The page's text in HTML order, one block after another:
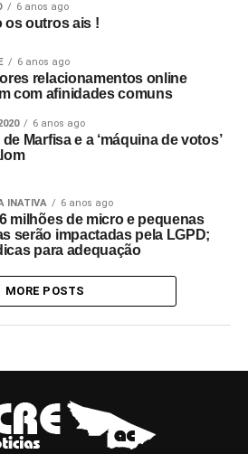
6 anos ago
os outros ais !
6 anos ago
relacionamentos online
com afinidades comuns
6 anos ago
de Marfisa e a ‘máquina de votos’
INATIVA 6 anos ago
milhões de micro e pequenas
serão impactadas pela LGPD;
para adequação
MORE POSTS